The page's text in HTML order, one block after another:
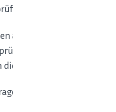
Ihren Antrag und
ab 5.000 Kubikmeter
(UVP) oder
die für Ihren Antrag
kann eine